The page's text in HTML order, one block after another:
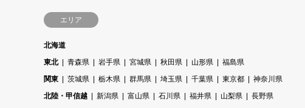
エリア
北海道
東北
青森県 岩手県 宮城県 秋田県 山形県
福島県
関東
茨城県 栃木県 群馬県 埼玉県 千葉県 東京都
神奈川県
北陸・甲信越
新潟県 富山県 石川県 福井県 山梨県
長野県